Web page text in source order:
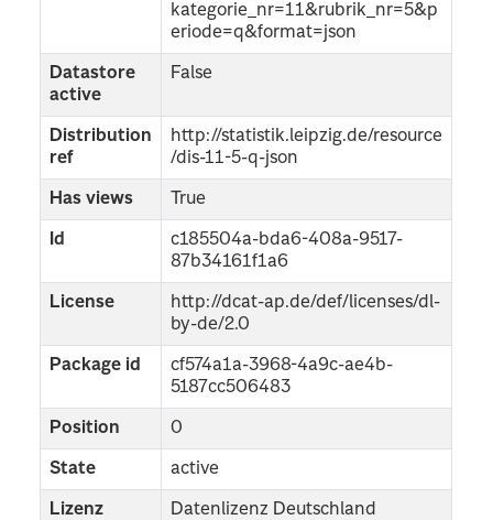
kategorie_nr=11&rubrik_nr=5&p
eriode=q&format=json
Datastore
active
False
Distribution
ref
http://statistik.leipzig.de/resource
/dis-11-5-q-json
Has views True
Id
c185504a-bda6-408a-9517-
87b34161f1a6
License
http://dcat-ap.de/def/licenses/dl-
by-de/2.0
Package id
cf574a1a-3968-4a9c-ae4b-
5187cc506483
Position 0
State active
Lizenz
Datenlizenz Deutschland